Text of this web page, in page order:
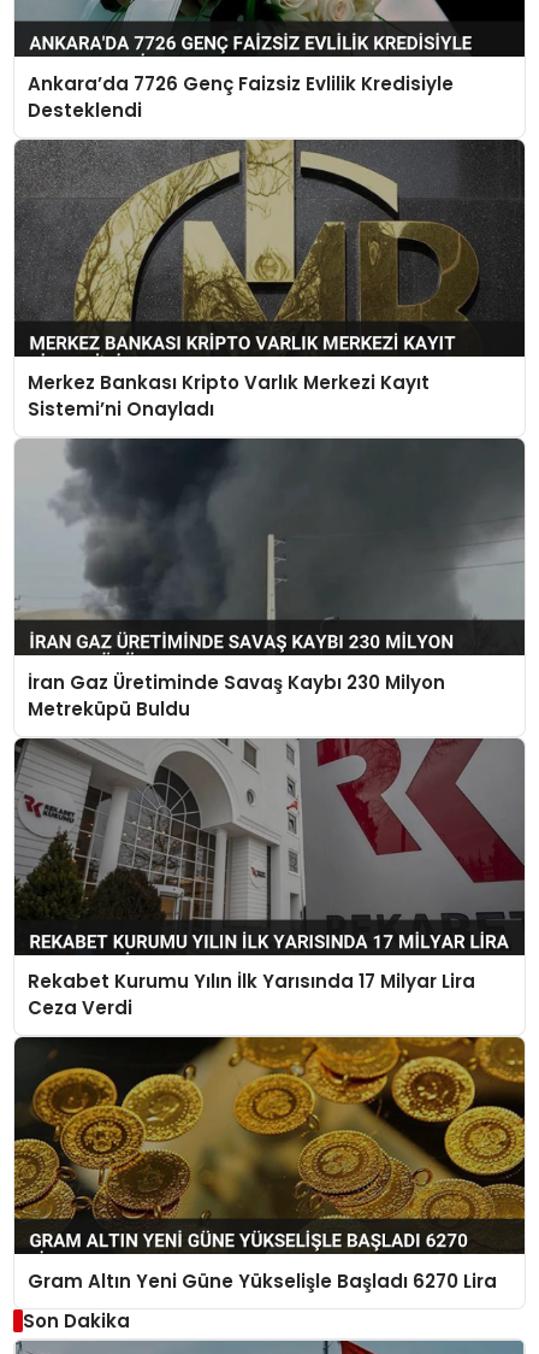
Ankara’da 7726 Genç Faizsiz Evlilik Kredisiyle
Desteklendi
Merkez Bankası Kripto Varlık Merkezi Kayıt
Sistemi’ni Onayladı
İran Gaz Üretiminde Savaş Kaybı 230 Milyon
Metreküpü Buldu
Rekabet Kurumu Yılın İlk Yarısında 17 Milyar Lira
Ceza Verdi
Gram Altın Yeni Güne Yükselişle Başladı 6270 Lira
Son Dakika